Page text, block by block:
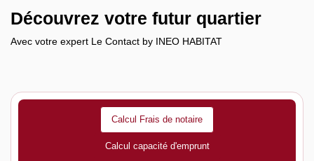
Découvrez votre futur quartier
Avec votre expert Le Contact by INEO HABITAT
Calcul Frais de notaire
Calcul capacité d'emprunt